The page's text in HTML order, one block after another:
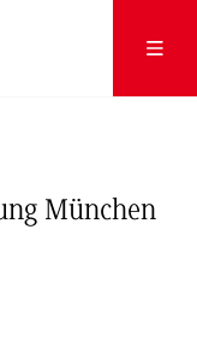
München